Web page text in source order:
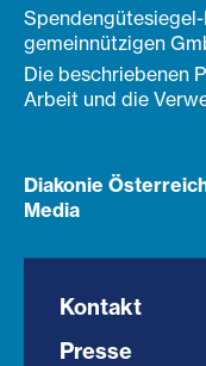
gemeinnützigen
Die beschriebenen
Arbeit und die
Diakonie
Media
Kontakt
Presse